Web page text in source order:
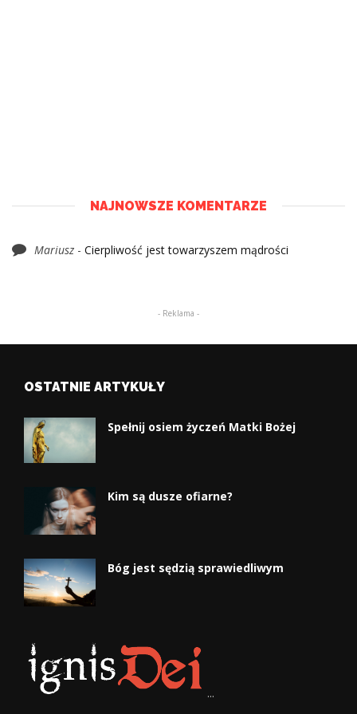
NAJNOWSZE KOMENTARZE
Mariusz - Cierpliwość jest towarzyszem mądrości
- Reklama -
OSTATNIE ARTYKUŁY
Spełnij osiem życzeń Matki Bożej
Kim są dusze ofiarne?
Bóg jest sędzią sprawiedliwym
...